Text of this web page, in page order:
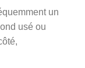
un
usé ou